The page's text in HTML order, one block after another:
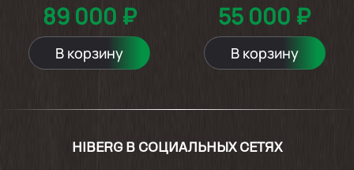
89 000 ₽
В корзину
55 000 ₽
В корзину
HIBERG В СОЦИАЛЬНЫХ СЕТЯХ